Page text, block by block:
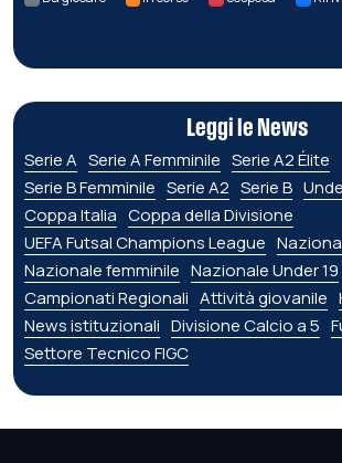
Leggi le News
Serie A Serie A Femminile Serie A2 Élite
Serie B Femminile Serie A2 Serie B
Coppa Italia Coppa della Divisione
UEFA Futsal Champions League
Nazionale femminile Nazionale Under 19
Campionati Regionali Attività giovanile
News istituzionali Divisione Calcio a 5
Settore Tecnico FIGC